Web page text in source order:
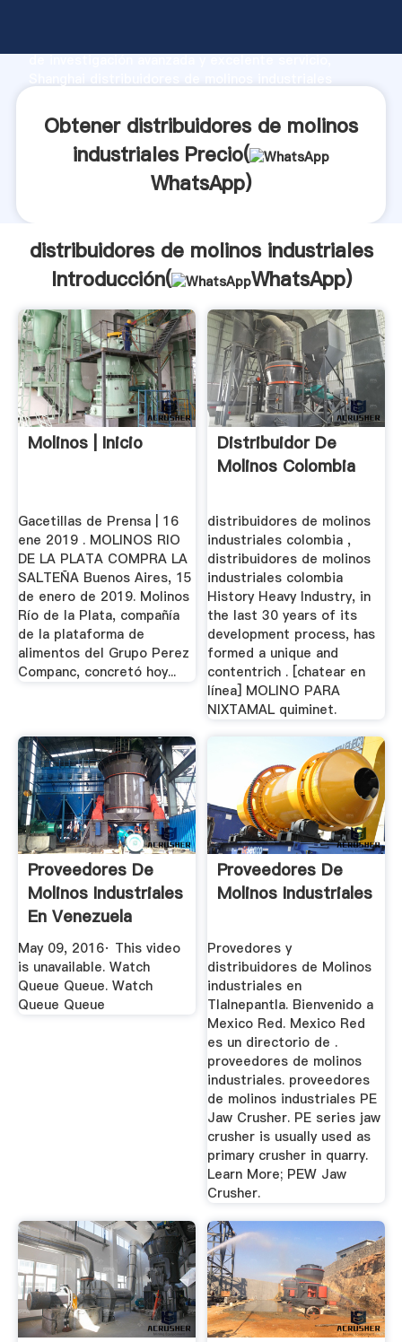
de investigación avanzada y excelente servicio,
clientes.
Obtener distribuidores de molinos
industriales Precio(
WhatsApp)
distribuidores de molinos industriales
Introducción(
WhatsApp)
Molinos | Inicio
Gacetillas de Prensa | 16
ene 2019 . MOLINOS RIO
DE LA PLATA COMPRA LA
SALTEÑA Buenos Aires, 15
de enero de 2019. Molinos
Río de la Plata, compañía
de la plataforma de
alimentos del Grupo Perez
Companc, concretó hoy...
Distribuidor De
Molinos Colombia
distribuidores de molinos
industriales colombia ,
distribuidores de molinos
industriales colombia
History Heavy Industry, in
the last 30 years of its
development process, has
formed a unique and
contentrich . [chatear en
línea] MOLINO PARA
NIXTAMAL quiminet.
Proveedores De
Molinos Industriales
En Venezuela
YouTube
May 09, 2016· This video
is unavailable. Watch
Queue Queue. Watch
Queue Queue
Proveedores De
Molinos Industriales
Provedores y
distribuidores de Molinos
industriales en
Tlalnepantla. Bienvenido a
Mexico Red. Mexico Red
es un directorio de .
proveedores de molinos
industriales. proveedores
de molinos industriales PE
Jaw Crusher. PE series jaw
crusher is usually used as
primary crusher in quarry.
Learn More; PEW Jaw
Crusher.